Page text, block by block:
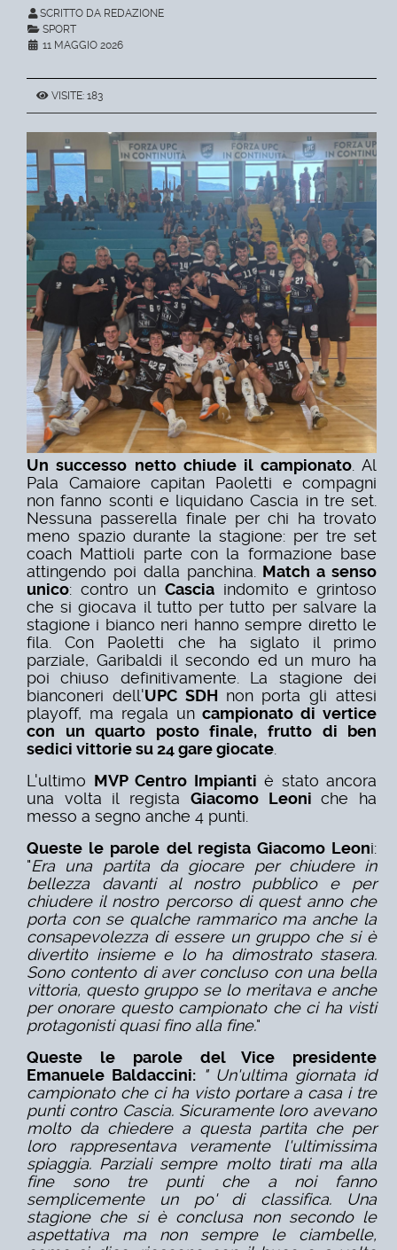
SCRITTO DA REDAZIONE
SPORT
11 MAGGIO 2026
VISITE: 183
Un successo netto chiude il campionato. Al
Pala Camaiore capitan Paoletti e compagni
non fanno sconti e liquidano Cascia in tre set.
Nessuna passerella finale per chi ha trovato
meno spazio durante la stagione: per tre set
coach Mattioli parte con la formazione base
attingendo poi dalla panchina. Match a senso
unico: contro unCascia indomito e grintoso
che si giocava il tutto per tutto per salvare la
stagione i bianco neri hanno sempre diretto le
fila. Con Paoletti che ha siglato il primo
parziale, Garibaldi il secondo ed un muro ha
poi chiuso definitivamente. La stagione dei
bianconeri dell'UPC SDH non porta gli attesi
playoff, ma regala uncampionato di vertice
con un quarto posto finale, frutto di ben
sedici vittorie su 24 gare giocate.
L'ultimo MVP Centro Impianti è stato ancora
una volta il regista Giacomo Leoniche ha
messo a segno anche 4 punti.
Queste le parole del regista Giacomo Leoni:
"Era una partita da giocare per chiudere in
bellezza davanti al nostro pubblico e per
chiudere il nostro percorso di quest anno che
porta con se qualche rammarico ma anche la
consapevolezza di essere un gruppo che si è
divertito insieme e lo ha dimostrato stasera.
Sono contento di aver concluso con una bella
vittoria, questo gruppo se lo meritava e anche
per onorare questo campionato che ci ha visti
protagonisti quasi fino alla fine."
Queste le parole del Vice presidente
Emanuele Baldaccini: " Un'ultima giornata id
campionato che ci ha visto portare a casa i tre
punti contro Cascia. Sicuramente loro avevano
molto da chiedere a questa partita che per
loro rappresentava veramente l'ultimissima
spiaggia. Parziali sempre molto tirati ma alla
fine sono tre punti che a noi fanno
semplicemente un po' di classifica. Una
stagione che si è conclusa non secondo le
aspettativa ma non sempre le ciambelle,